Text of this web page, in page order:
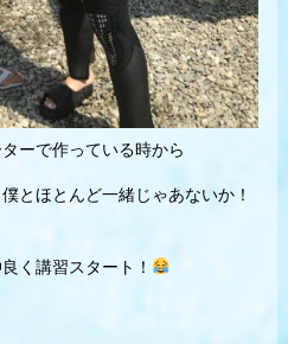
ーで作っている時から
とほとんど一緒じゃあないか！
く講習スタート！